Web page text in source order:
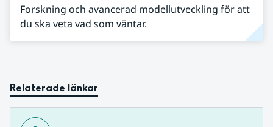
Forskning och avancerad modellutveckling för att
du ska veta vad som väntar.
Relaterade länkar